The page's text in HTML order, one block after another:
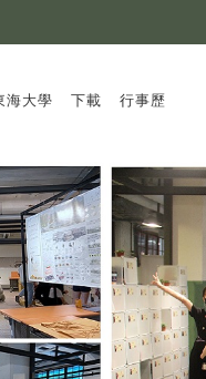
海大學 下載 行事歷